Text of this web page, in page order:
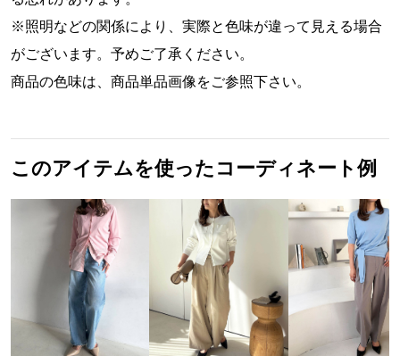
※照明などの関係により、実際と色味が違って見える場合
がございます。予めご了承ください。
商品の色味は、商品単品画像をご参照下さい。
このアイテムを使ったコーディネート例